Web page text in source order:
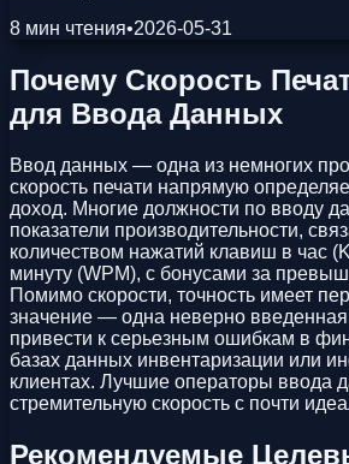
8 мин чтения•2026-05-31
Почему Скорость
для Ввода Данных
Ввод данных — одна из немногих
скорость печати напрямую
доход. Многие должности по вводу
показатели производительности,
количеством нажатий клавиш в час
минуту (WPM), с бонусами за
Помимо скорости, точность имеет
значение — одна неверно
привести к серьезным ошибкам в
базах данных инвентаризации или
клиентах. Лучшие операторы ввода
стремительную скорость с почти
Рекомендуемые